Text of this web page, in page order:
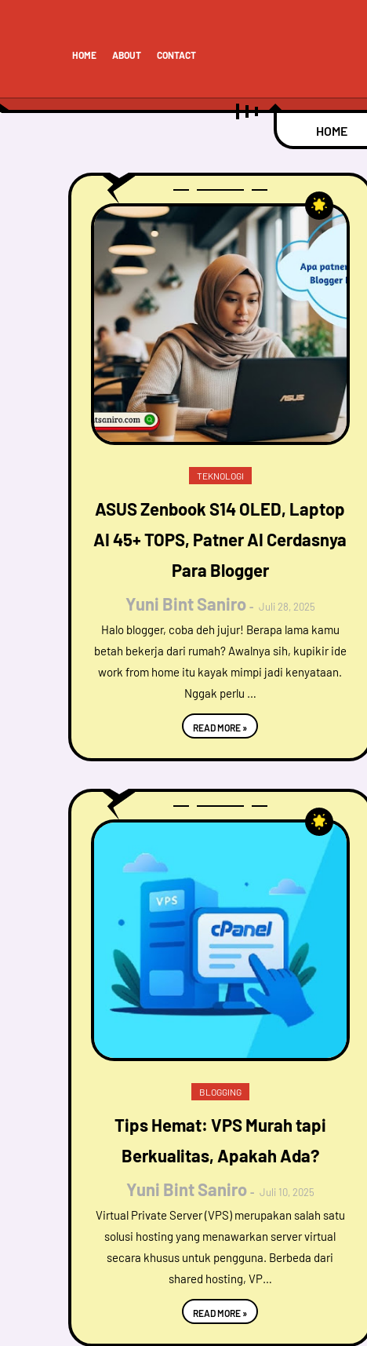
HOME ABOUT CONTACT
HOME
TEKNOLOGI
ASUS Zenbook S14 OLED, Laptop
AI 45+ TOPS, Patner AI Cerdasnya
Para Blogger
Yuni Bint Saniro
Juli 28, 2025
Halo blogger, coba deh jujur! Berapa lama kamu
betah bekerja dari rumah? Awalnya sih, kupikir ide
work from home itu kayak mimpi jadi kenyataan.
Nggak perlu …
READ MORE »
BLOGGING
Tips Hemat: VPS Murah tapi
Berkualitas, Apakah Ada?
Yuni Bint Saniro
Juli 10, 2025
Virtual Private Server (VPS) merupakan salah satu
solusi hosting yang menawarkan server virtual
secara khusus untuk pengguna. Berbeda dari
shared hosting, VP…
READ MORE »